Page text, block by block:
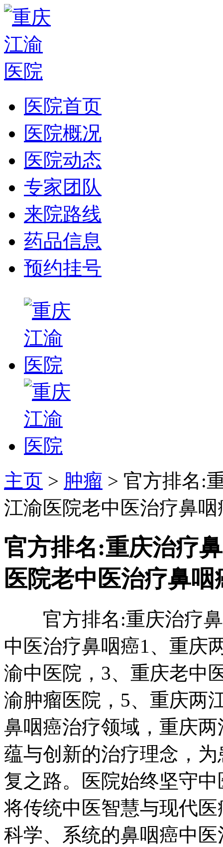
医院首页
医院概况
医院动态
专家团队
来院路线
药品信息
预约挂号
主页 > 肿瘤 > 官方排名:
江渝医院老中医治疗鼻咽
官方排名:重庆治疗
医院老中医治疗鼻咽
官方排名:重庆治疗鼻
中医治疗鼻咽癌1、重庆
渝中医院，3、重庆老中
渝肿瘤医院，5、重庆两
鼻咽癌治疗领域，重庆
蕴与创新的治疗理念，
复之路。医院始终坚守
将传统中医智慧与现代
科学、系统的鼻咽癌中